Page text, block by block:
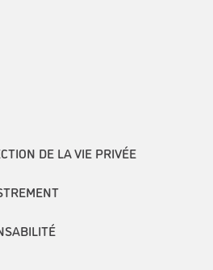
DE LA VIE PRIVÉE